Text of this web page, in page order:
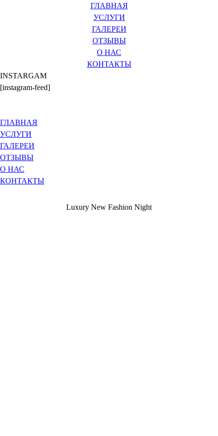
ГЛАВНАЯ
УСЛУГИ
ГАЛЕРЕИ
ОТЗЫВЫ
О НАС
КОНТАКТЫ
INSTARGAM
[instagram-feed]
ГЛАВНАЯ
УСЛУГИ
ГАЛЕРЕИ
ОТЗЫВЫ
О НАС
КОНТАКТЫ
Luxury New Fashion Night